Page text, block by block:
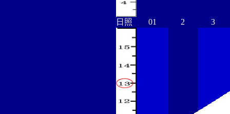
日照 01 2 3